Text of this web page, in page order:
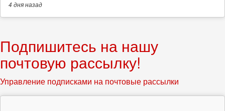
4 дняназад
Подпишитесь на нашу
почтовую рассылку!
Управление подписками на почтовые рассылки